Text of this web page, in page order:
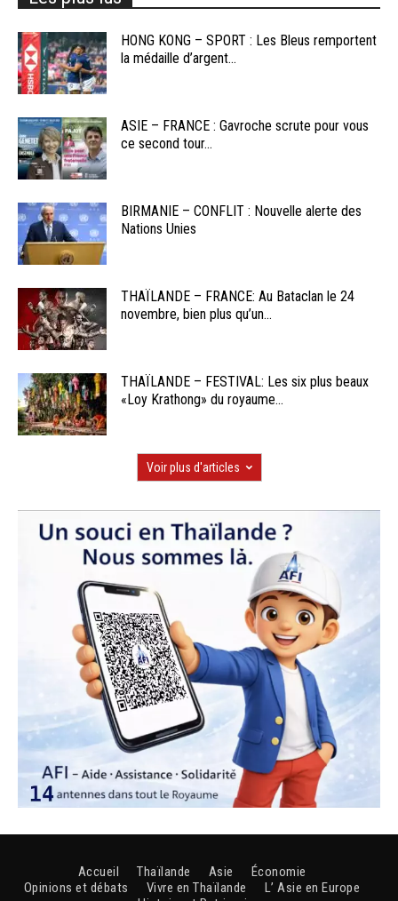
HONG KONG – SPORT : Les Bleus remportent
la médaille d’argent...
ASIE – FRANCE : Gavroche scrute pour vous
ce second tour...
BIRMANIE – CONFLIT : Nouvelle alerte des
Nations Unies
THAÏLANDE – FRANCE: Au Bataclan le 24
novembre, bien plus qu’un...
THAÏLANDE – FESTIVAL: Les six plus beaux
«Loy Krathong» du royaume...
Voir plus d'articles
Accueil Thaïlande Asie
Économie
Opinions et débats
Vivre en Thaïlande
L’ Asie en Europe